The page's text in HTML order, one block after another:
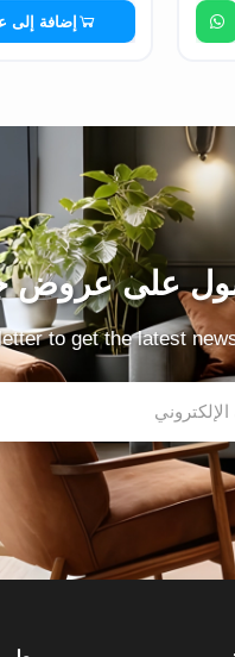
إضافة إلى
على عروض
to get the latest